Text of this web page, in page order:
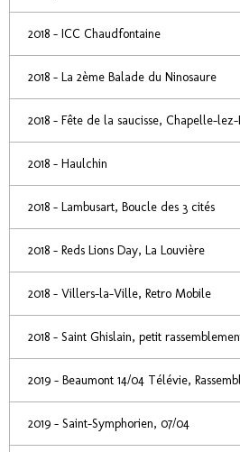
2018 - ICC Chaudfontaine
2018 - La 2ème Balade du Ninosaure
2018 - Fête de la saucisse, Chapelle-
2018 - Haulchin
2018 - Lambusart, Boucle des 3 cités
2018 - Reds Lions Day, La Louvière
2018 - Villers-la-Ville, Retro Mobile
2018 - Saint Ghislain, petit
2019 - Beaumont 14/04 Télévie,
2019 - Saint-Symphorien, 07/04